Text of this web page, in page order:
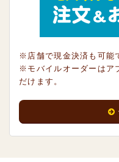
※店舗で現金決済も可能
※モバイルオーダーはア
だけます。